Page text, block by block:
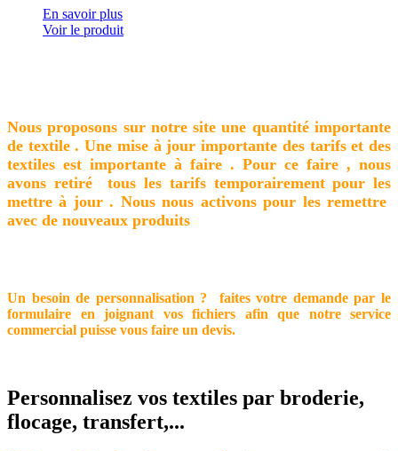
En savoir plus
Voir le produit
Nous proposons sur notre site une quantité importante
de textile . Une mise à jour importante des tarifs et des
textiles est importante à faire . Pour ce faire , nous
avons retiré tous les tarifs temporairement pour les
mettre à jour . Nous nous activons pour les remettre
avec de nouveaux produits
Un besoin de personnalisation ? faites votre demande par le
formulaire en joignant vos fichiers afin que notre service
commercial puisse vous faire un devis.
Personnalisez vos textiles par broderie,
flocage, transfert,...